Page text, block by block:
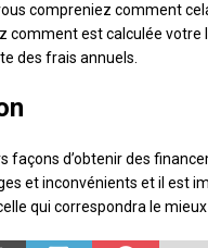
compreniez comment
comment est calculée
des frais annuels.
façons d’obtenir des
et inconvénients et il est
qui correspondra le